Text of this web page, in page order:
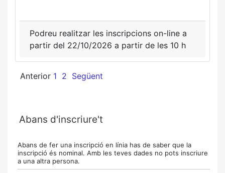
Podreu realitzar les inscripcions on-line a
partir del 22/10/2026 a partir de les 10 h
Anterior 1 2 Següent
Abans d'inscriure't
Abans de fer una inscripció en línia has de saber que la
inscripció és nominal. Amb les teves dades no pots inscriure
a una altra persona.